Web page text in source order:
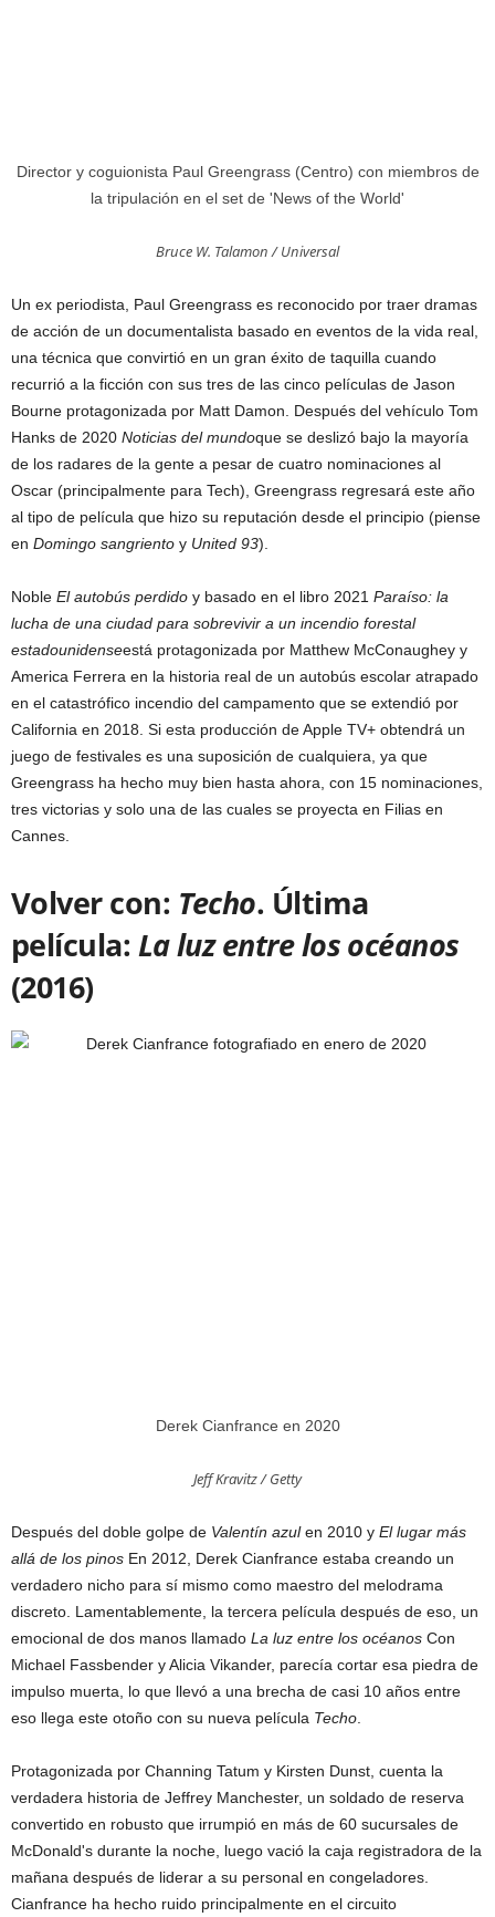
Director y coguionista Paul Greengrass (Centro) con miembros de
la tripulación en el set de 'News of the World'
Bruce W. Talamon / Universal
Un ex periodista, Paul Greengrass es reconocido por traer dramas
de acción de un documentalista basado en eventos de la vida real,
una técnica que convirtió en un gran éxito de taquilla cuando
recurrió a la ficción con sus tres de las cinco películas de Jason
Bourne protagonizada por Matt Damon. Después del vehículo Tom
Hanks de 2020 Noticias del mundoque se deslizó bajo la mayoría
de los radares de la gente a pesar de cuatro nominaciones al
Oscar (principalmente para Tech), Greengrass regresará este año
al tipo de película que hizo su reputación desde el principio (piense
en Domingo sangriento y United 93).
Noble El autobús perdido y basado en el libro 2021 Paraíso: la
lucha de una ciudad para sobrevivir a un incendio forestal
estadounidenseestá protagonizada por Matthew McConaughey y
America Ferrera en la historia real de un autobús escolar atrapado
en el catastrófico incendio del campamento que se extendió por
California en 2018. Si esta producción de Apple TV+ obtendrá un
juego de festivales es una suposición de cualquiera, ya que
Greengrass ha hecho muy bien hasta ahora, con 15 nominaciones,
tres victorias y solo una de las cuales se proyecta en Filias en
Cannes.
Volver con: Techo. Última
película:La luz entre los océanos
(2016)
Derek Cianfrance en 2020
Jeff Kravitz / Getty
Después del doble golpe de Valentín azulen 2010 y El lugar más
allá de los pinos En 2012, Derek Cianfrance estaba creando un
verdadero nicho para sí mismo como maestro del melodrama
discreto. Lamentablemente, la tercera película después de eso, un
emocional de dos manos llamado La luz entre los océanos Con
Michael Fassbender y Alicia Vikander, parecía cortar esa piedra de
impulso muerta, lo que llevó a una brecha de casi 10 años entre
eso llega este otoño con su nueva película Techo
Protagonizada por Channing Tatum y Kirsten Dunst, cuenta la
verdadera historia de Jeffrey Manchester, un soldado de reserva
convertido en robusto que irrumpió en más de 60 sucursales de
McDonald's durante la noche, luego vació la caja registradora de la
mañana después de liderar a su personal en congeladores.
Cianfrance ha hecho ruido principalmente en el circuito